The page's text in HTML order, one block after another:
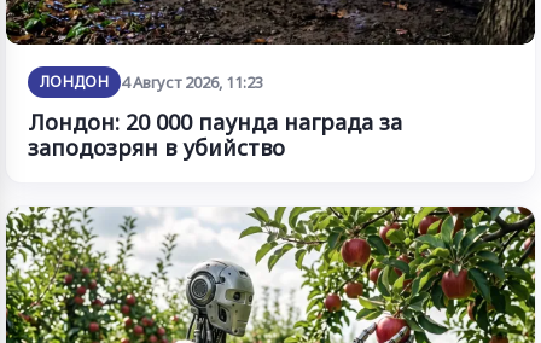
ЛОНДОН 4 Август 2026, 11:23
Лондон: 20 000 паунда награда за
заподозрян в убийство